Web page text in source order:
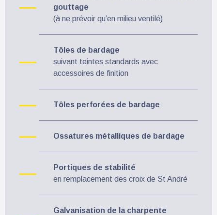
gouttage
(à ne prévoir qu’en milieu ventilé)
Tôles de bardage
suivant teintes standards avec
accessoires de finition
Tôles perforées de bardage
Ossatures métalliques de bardage
Portiques de stabilité
en remplacement des croix de St André
Galvanisation de la charpente